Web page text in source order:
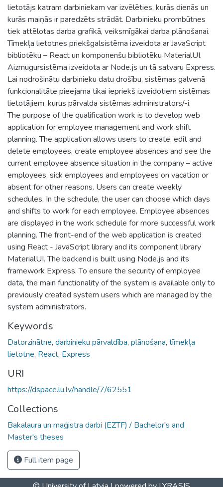
lietotājs katram darbiniekam var izvēlēties, kurās dienās un
kurās maiņās ir paredzēts strādāt. Darbinieku prombūtnes
tiek attēlotas darba grafikā, veiksmīgākai darba plānošanai.
Tīmekļa lietotnes priekšgalsistēma izveidota ar JavaScript
bibliotēku – React un komponenšu bibliotēku MaterialUI.
Aizmugursistēma izveidota ar Node.js un tā satvaru Express.
Lai nodrošinātu darbinieku datu drošību, sistēmas galvenā
funkcionalitāte pieejama tikai iepriekš izveidotiem sistēmas
lietotājiem, kurus pārvalda sistēmas administrators/-i.
The purpose of the qualification work is to develop web
application for employee management and work shift
planning. The application allows users to create, edit and
delete employees, create employee absences and see the
current employee absence situation in the company – active
employees, sick employees and employees on vacation or
absent for other reasons. Users can create weekly
schedules. In the schedule, the user can choose which days
and shifts to work for each employee. Employee absences
are displayed in the work schedule for more successful work
planning. The front-end of the web application is created
using React - JavaScript library and its component library
MaterialUI. The backend is built using Node.js and its
framework Express. To ensure the security of employee
data, the main functionality of the system is available only to
previously created system users which are managed by the
system administrators.
Keywords
Datorzinātne, darbinieku pārvaldība, plānošana, tīmekļa
lietotne, React, Express
URI
https://dspace.lu.lv/handle/7/62551
Collections
Bakalaura un maģistra darbi (EZTF) / Bachelor's and
Master's theses
Full item page